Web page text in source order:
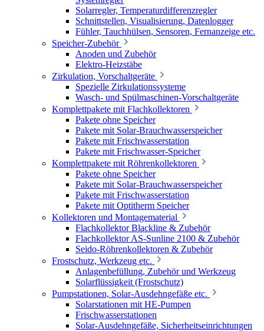
Solarregler, Temperaturdifferenzregler
Schnittstellen, Visualisierung, Datenlogger
Fühler, Tauchhülsen, Sensoren, Fernanzeige etc.
Speicher-Zubehör
Anoden und Zubehör
Elektro-Heizstäbe
Zirkulation, Vorschaltgeräte
Spezielle Zirkulationssysteme
Wasch- und Spülmaschinen-Vorschaltgeräte
Komplettpakete mit Flachkollektoren
Pakete ohne Speicher
Pakete mit Solar-Brauchwasserspeicher
Pakete mit Frischwasserstation
Pakete mit Frischwasser-Speicher
Komplettpakete mit Röhrenkollektoren
Pakete ohne Speicher
Pakete mit Solar-Brauchwasserspeicher
Pakete mit Frischwasserstation
Pakete mit Optitherm Speicher
Kollektoren und Montagematerial
Flachkollektor Blackline & Zubehör
Flachkollektor AS-Sunline 2100 & Zubehör
Seido-Röhrenkollektoren & Zubehör
Frostschutz, Werkzeug etc.
Anlagenbefüllung, Zubehör und Werkzeug
Solarflüssigkeit (Frostschutz)
Pumpstationen, Solar-Ausdehngefäße etc.
Solarstationen mit HE-Pumpen
Frischwasserstationen
Solar-Ausdehngefäße, Sicherheitseinrichtungen